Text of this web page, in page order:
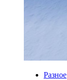
Разное